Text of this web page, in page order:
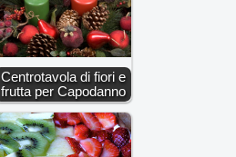
Centrotavola di fiori e
frutta per Capodanno